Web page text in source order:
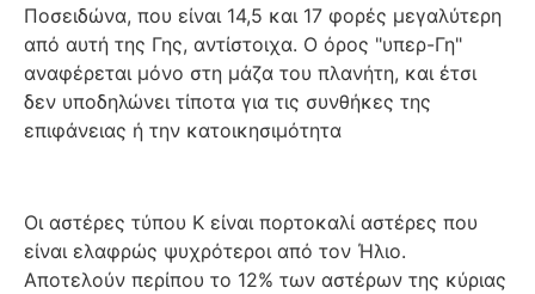
Ποσειδώνα, που είναι 14,5 και 17 φορές μεγαλύτερη
από αυτή της Γης, αντίστοιχα. Ο όρος "υπερ-Γη"
αναφέρεται μόνο στη μάζα του πλανήτη, και έτσι
δεν υποδηλώνει τίποτα για τις συνθήκες της
επιφάνειας ή την κατοικησιμότητα
Οι αστέρες τύπου Κ είναι πορτοκαλί αστέρες που
είναι ελαφρώς ψυχρότεροι από τον Ήλιο.
Αποτελούν περίπου το 12% των αστέρων της κύριας